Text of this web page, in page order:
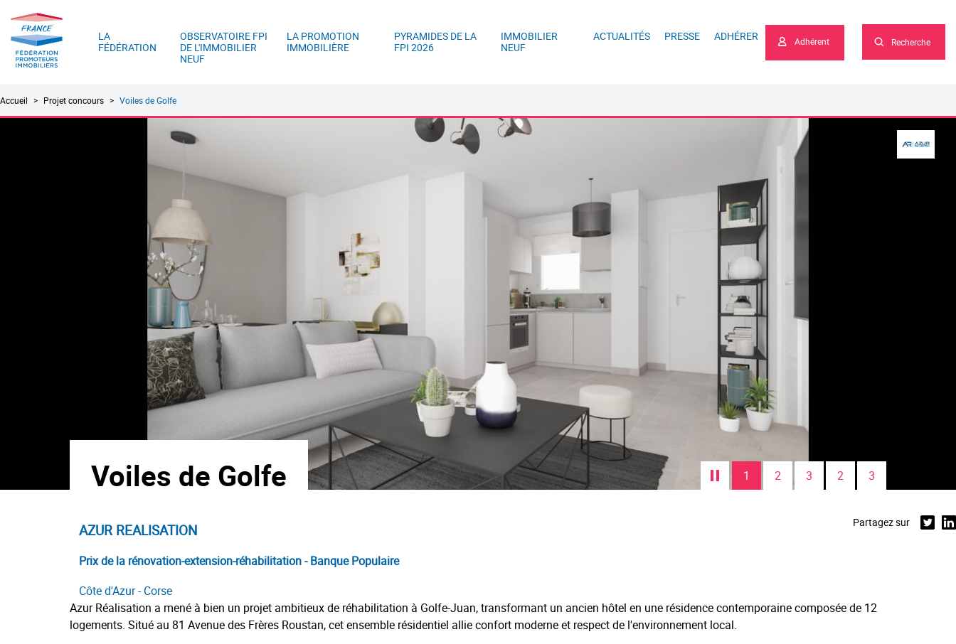
France
LA
FÉDÉRATION
OBSERVATOIRE FPI
DE L'IMMOBILIER
NEUF
LA PROMOTION
IMMOBILIÈRE
PYRAMIDES DE LA
FPI 2026
IMMOBILIER
NEUF
ACTUALITÉS PRESSE ADHÉRER Adhérent Recherche
Accueil Projet concours Voiles de Golfe
1 2 3 2 3
Voiles de Golfe
Partagez sur Twitter
AZUR REALISATION
Prix de la rénovation-extension-réhabilitation - Banque Populaire
Côte d'Azur - Corse
Azur Réalisation a mené à bien un projet ambitieux de réhabilitation à Golfe-Juan, transformant un ancien hôtel en une résidence contemporaine composée de 12
logements. Situé au 81 Avenue des Frères Roustan, cet ensemble résidentiel allie confort moderne et respect de l'environnement local.